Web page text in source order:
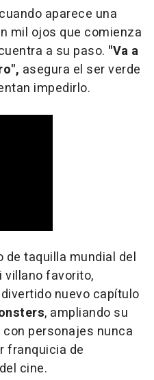
aparece una
mil ojos que comienza
a su paso. "Va a
asegura el ser verde
impedirlo.
de taquilla mundial del
villano favorito,
nuevo capítulo
, ampliando su
personajes nunca
franquicia de
cine.